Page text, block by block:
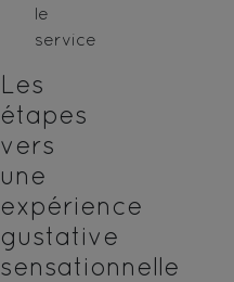
le
service
Les
étapes
vers
une
expérience
gustative
sensationnelle